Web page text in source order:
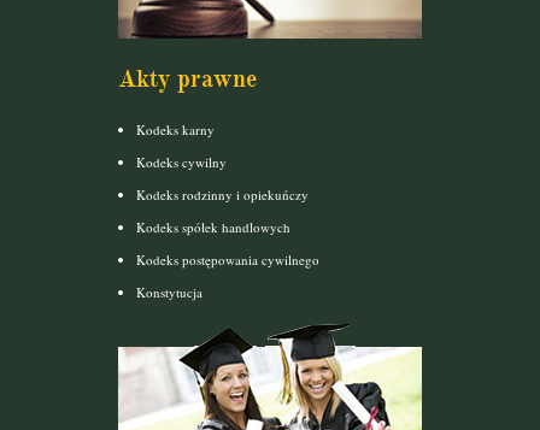
Akty prawne
Kodeks karny
Kodeks cywilny
Kodeks rodzinny i opiekuńczy
Kodeks spółek handlowych
Kodeks postępowania cywilnego
Konstytucja